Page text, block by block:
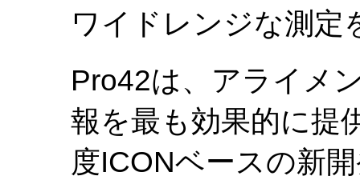
ワイドレンジな測定
Pro42は、アライメ
報を最も効果的に提
度ICONベースの新